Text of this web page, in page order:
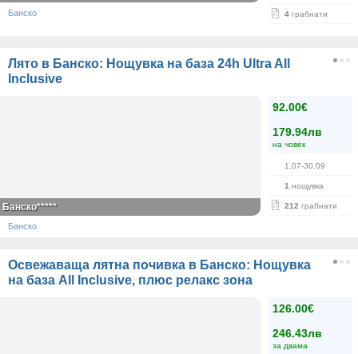
4 грабнати
Банско
Лято в Банско: Нощувка на база 24h Ultra All
Inclusive
92.00€
179.94лв
на човек
1.07-30.09
1 нощувка
212 грабнати
Банско*****
Банско
Освежаваща лятна почивка в Банско: Нощувка
на база All Inclusive, плюс релакс зона
126.00€
246.43лв
за двама